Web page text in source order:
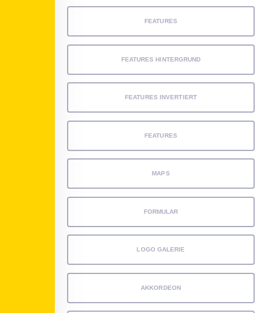
FEATURES
FEATURES HINTERGRUND
FEATURES INVERTIERT
FEATURES
MAPS
FORMULAR
LOGO GALERIE
AKKORDEON